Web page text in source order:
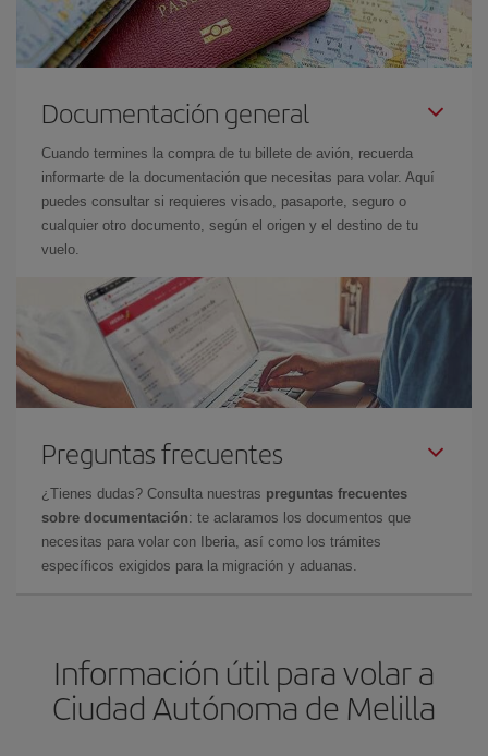
Documentación general
Cuando termines la compra de tu billete de avión, recuerda
informarte de la documentación que necesitas para volar. Aquí
puedes consultar si requieres visado, pasaporte, seguro o
cualquier otro documento, según el origen y el destino de tu
vuelo.
Preguntas frecuentes
¿Tienes dudas? Consulta nuestras preguntas frecuentes
sobre documentación: te aclaramos los documentos que
necesitas para volar con Iberia, así como los trámites
específicos exigidos para la migración y aduanas.
Información útil para volar a
Ciudad Autónoma de Melilla